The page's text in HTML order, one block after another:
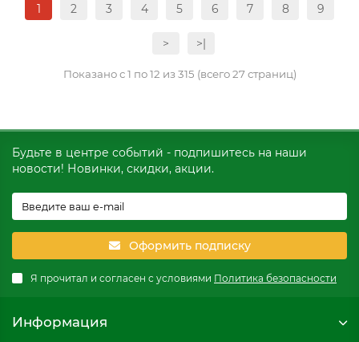
1 2 3 4 5 6 7 8 9
> >|
Показано с 1 по 12 из 315 (всего 27 страниц)
Будьте в центре событий - подпишитесь на наши
новости! Новинки, скидки, акции.
Оформить подписку
Я прочитал и согласен с условиями Политика безопасности
Информация